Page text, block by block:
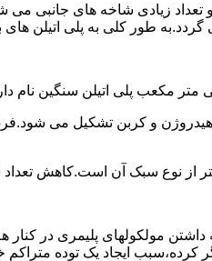
زیادی شاخه های جانبی می
دانسیته 0.910 تا 0.925 گرم بر سانتی متر مکعب،پلی
از نوع سبک آن است.کاهش
مولکولهای پلیمری در کنار
کرده،سبب ایجاد یک توده متراکم